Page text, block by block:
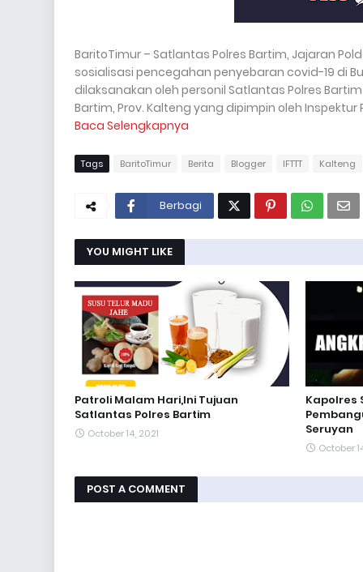
BaritoTimur – Satlantas Polres Bartim, Jajaran
sosialisasi pencegahan penyebaran covid-19 di
dilaksanakan oleh personil Satlantas Polres
Bartim, Prov. Kalteng yang dipimpin oleh Inspektur
Baca Selengkapnya
Tags BaritoTimur Berita Blogger IFTTT Kalteng
Berbagi
YOU MIGHT LIKE
Patroli Malam Hari,Ini Tujuan
Satlantas Polres Bartim
October 14, 2021
Kapolres
Seruyan
October
POST A COMMENT